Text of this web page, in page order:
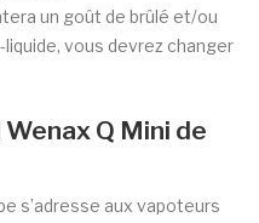
un goût de brûlé et/ou
vous devrez changer
Q Mini de
s’adresse aux vapoteurs